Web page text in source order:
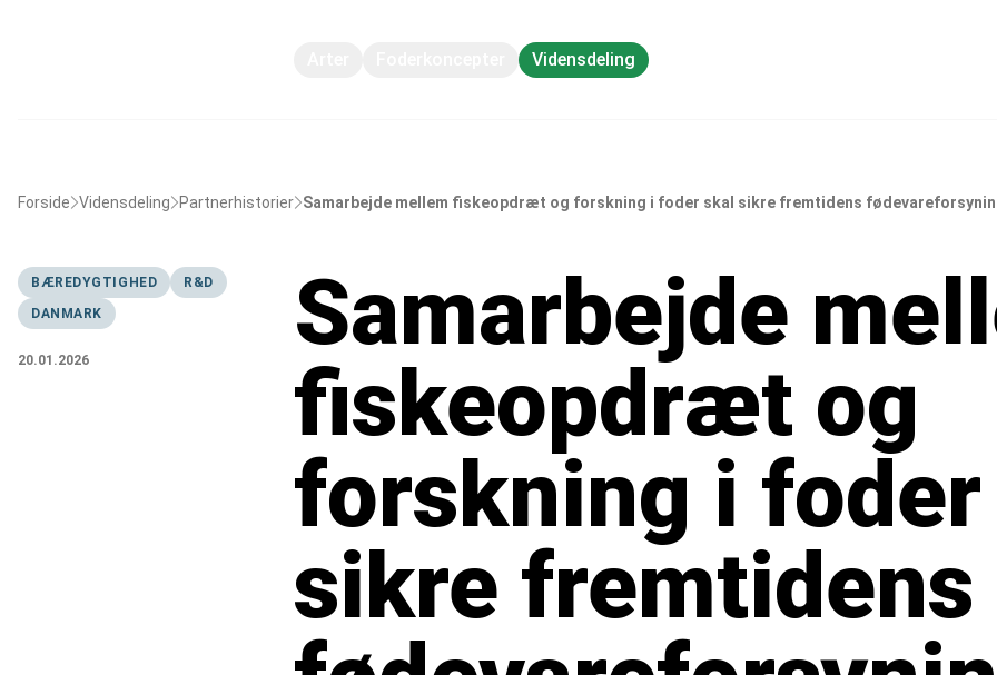
Vidensdeling
Forside Vidensdeling Partnerhistorier Samarbejde mellem fiskeopdræt og forskning i foder skal sikre fremtidens
BÆREDYGTIGHED
R&D
DANMARK
20.01.2026
Samarbejde
fiskeopdræt og
forskning i
sikre fremtidens